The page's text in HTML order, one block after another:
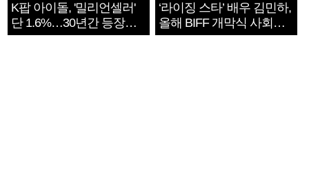
K팝 아이돌, '밀리언셀러'
단 1.6%…30년간 등장
1182개팀 전수조사
‘라이징 스타’ 배우 김민하,
올해 BIFF 개막식 사회자
확정